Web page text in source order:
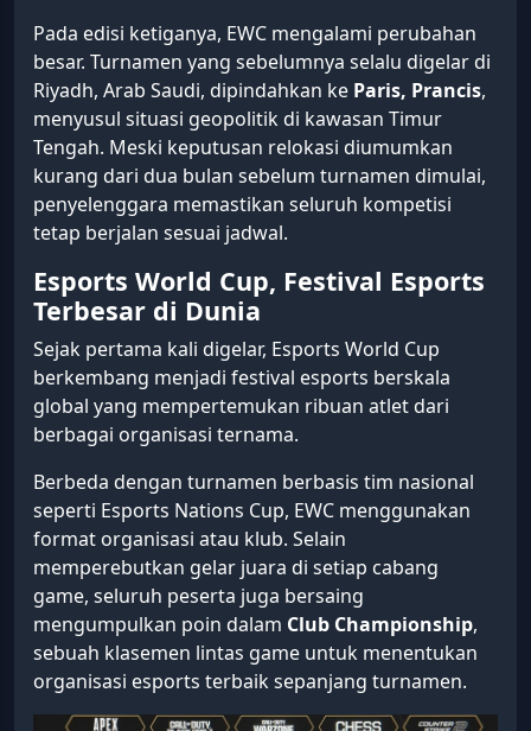
Pada edisi ketiganya, EWC mengalami perubahan
besar. Turnamen yang sebelumnya selalu digelar di
Riyadh, Arab Saudi, dipindahkan ke Paris, Prancis,
menyusul situasi geopolitik di kawasan Timur
Tengah. Meski keputusan relokasi diumumkan
kurang dari dua bulan sebelum turnamen dimulai,
penyelenggara memastikan seluruh kompetisi
tetap berjalan sesuai jadwal.
Esports World Cup, Festival Esports
Terbesar di Dunia
Sejak pertama kali digelar, Esports World Cup
berkembang menjadi festival esports berskala
global yang mempertemukan ribuan atlet dari
berbagai organisasi ternama.
Berbeda dengan turnamen berbasis tim nasional
seperti Esports Nations Cup, EWC menggunakan
format organisasi atau klub. Selain
memperebutkan gelar juara di setiap cabang
game, seluruh peserta juga bersaing
mengumpulkan poin dalam Club Championship,
sebuah klasemen lintas game untuk menentukan
organisasi esports terbaik sepanjang turnamen.